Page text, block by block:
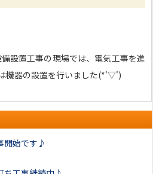
設置工事の現場では、電気工事を進
機器の設置を行いました(*'▽')
開始です♪